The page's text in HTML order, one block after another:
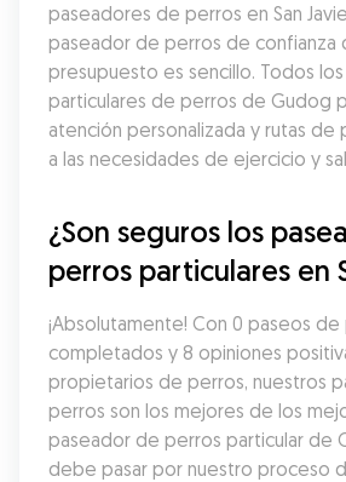
paseadores de perros en San
paseador de perros de confianza
presupuesto es sencillo. Todos
particulares de perros de Gudog
atención personalizada y rutas de
a las necesidades de ejercicio y
¿Son seguros los
perros particulares en
¡Absolutamente! Con 0 paseos
completados y 8 opiniones
propietarios de perros, nuestros
perros son los mejores de los
paseador de perros particular de
debe pasar por nuestro proceso